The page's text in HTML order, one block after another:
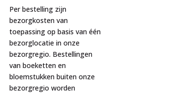
Per bestelling zijn
bezorgkosten van
toepassing op basis van één
bezorglocatie in onze
bezorgregio. Bestellingen
van boeketten en
bloemstukken buiten onze
bezorgregio worden